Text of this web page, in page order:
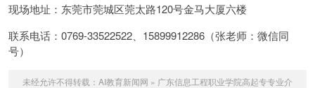
现场地址：东莞市莞城区莞太路120号金马大厦六楼
联系电话：0769-33522522、15899912286（张老师：微信同
号）
未经允许不得转载： AI教育新闻网 » 广东信息工程职业学院高起专专业介